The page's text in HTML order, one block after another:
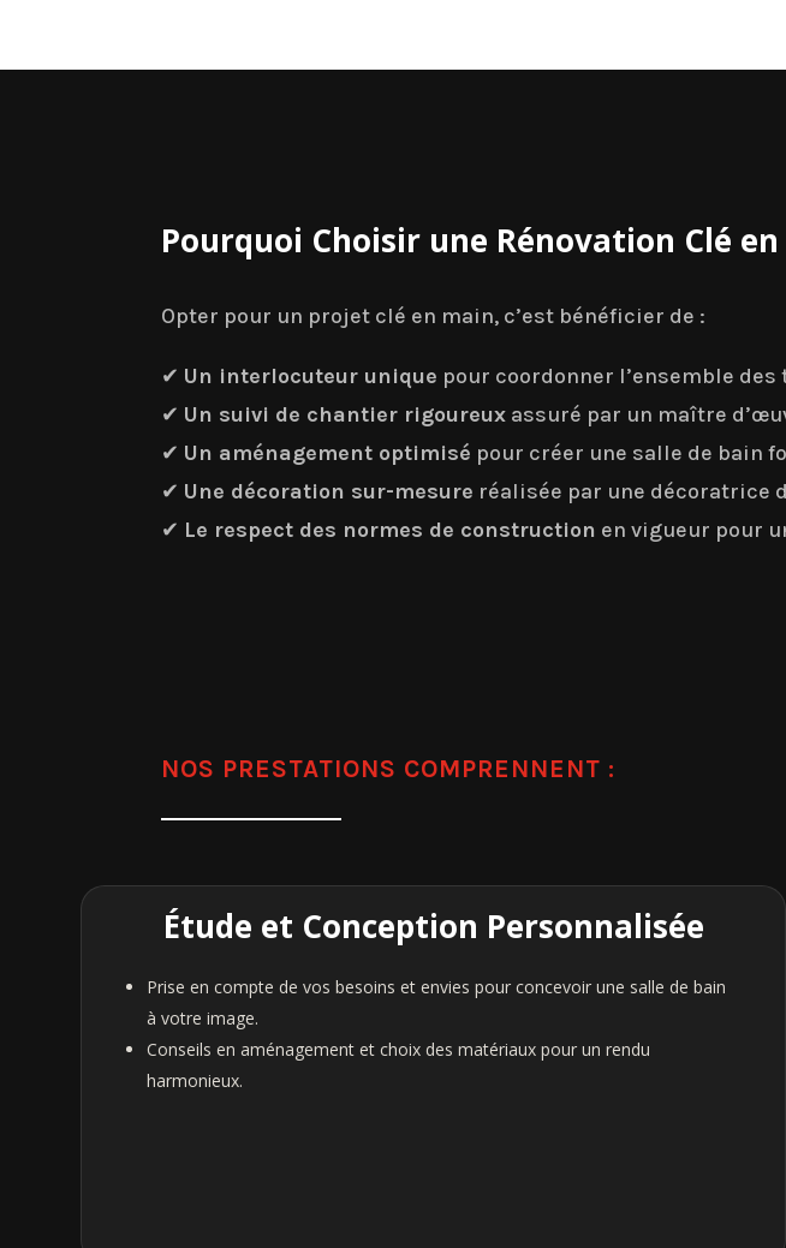
Pourquoi Choisir une Rénovation Clé en
Opter pour un projet clé en main, c’est bénéficier de :
✔ Un interlocuteur unique pour coordonner l’ensemble
✔ Un suivi de chantier rigoureux assuré par un maître
✔ Un aménagement optimisé pour créer une salle de bain
✔ Une décoration sur-mesure réalisée par une décoratrice
✔ Le respect des normes de construction en vigueur pour
NOS PRESTATIONS COMPRENNENT :
Étude et Conception Personnalisée
Prise en compte de vos besoins et envies pour concevoir une salle de bain
à votre image.
Conseils en aménagement et choix des matériaux pour un rendu
harmonieux.